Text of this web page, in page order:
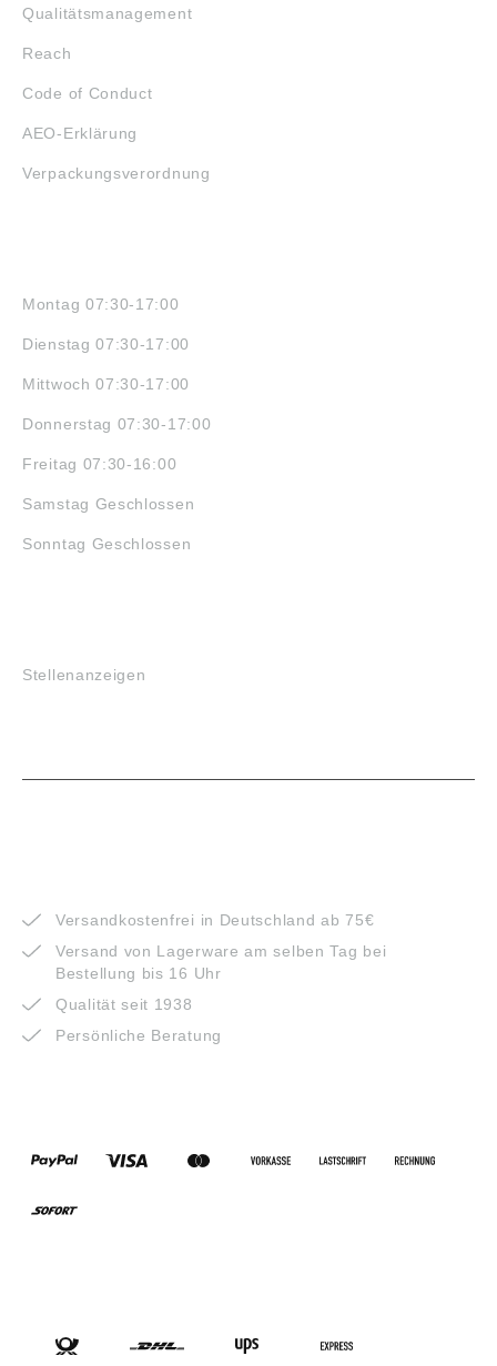
Qualitätsmanagement
Reach
Code of Conduct
AEO-Erklärung
Verpackungsverordnung
Montag 07:30-17:00
Dienstag 07:30-17:00
Mittwoch 07:30-17:00
Donnerstag 07:30-17:00
Freitag 07:30-16:00
Samstag Geschlossen
Sonntag Geschlossen
Stellenanzeigen
Versandkostenfrei in Deutschland ab 75€
Versand von Lagerware am selben Tag bei
Bestellung bis 16 Uhr
Qualität seit 1938
Persönliche Beratung